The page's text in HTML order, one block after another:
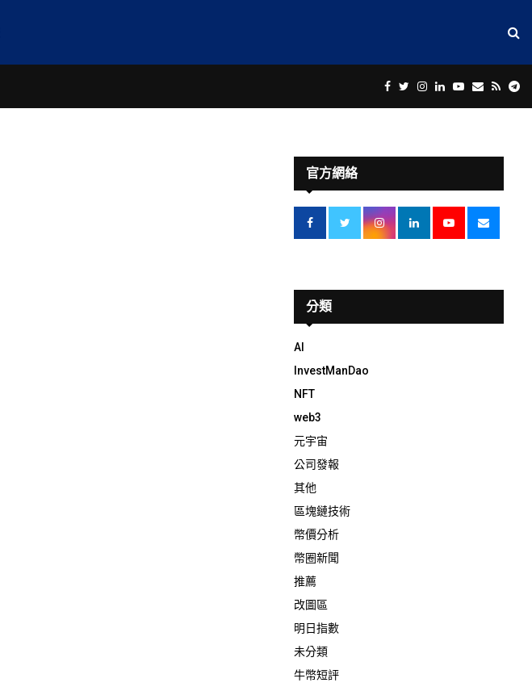
Facebook
Twitter
Instagram
LinkedinYoutube
Email
Rss
官方網絡
分類
AI
InvestManDao
NFT
web3
元宇宙
公司發報
其他
區塊鏈技術
幣價分析
幣圈新聞
推薦
改圖區
明日指數
未分類
牛幣短評